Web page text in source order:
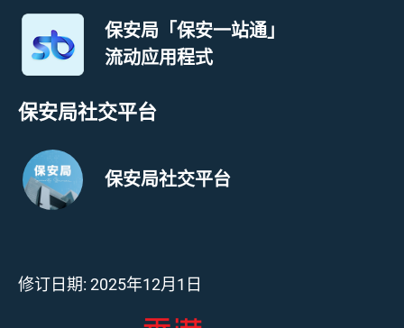
保安局「保安一站通」
流动应用程式
保安局社交平台
保安局社交平台
修订日期:2025年12月1日